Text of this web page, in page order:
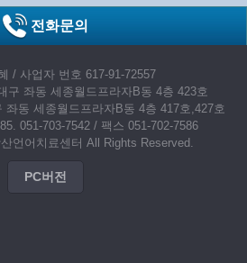
전화문의
/ 사업자 번호 617-91-72557
구 좌동 세종월드프라자B동 4층 423호
좌동 세종월드프라자B동 4층 417호,427호
051-703-7542 / 팩스 051-702-7586
언어치료센터 All Rights Reserved.
PC버전